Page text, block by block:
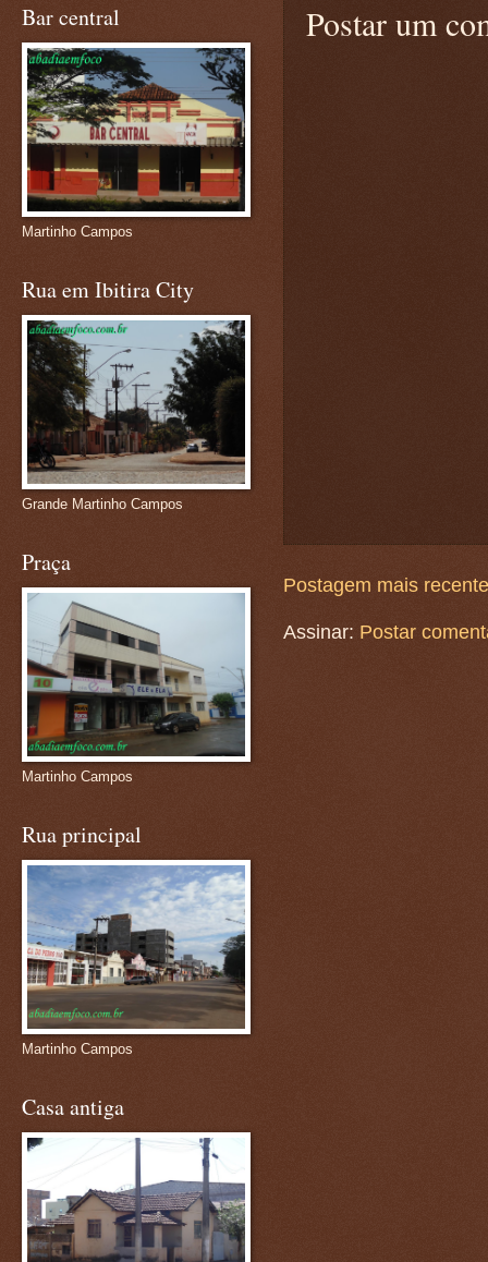
Postar um
Postagem mais recente
Assinar: Postar
Bar central
Martinho Campos
Rua em Ibitira City
Grande Martinho Campos
Praça
Martinho Campos
Rua principal
Martinho Campos
Casa antiga